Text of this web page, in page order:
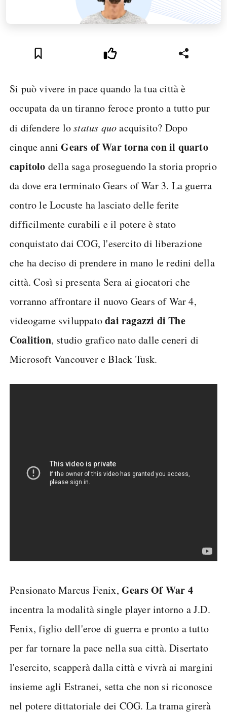
Si può vivere in pace quando la tua città è
occupata da un tiranno feroce pronto a tutto pur
di difendere lostatus quoacquisito? Dopo
cinque anniGears of War torna con il quarto
capitolo della saga proseguendo la storia proprio
da dove era terminato Gears of War 3. La guerra
contro le Locuste ha lasciato delle ferite
difficilmente curabili e il potere è stato
conquistato dai COG, l'esercito di liberazione
che ha deciso di prendere in mano le redini della
città. Così si presenta Sera ai giocatori che
vorranno affrontare il nuovo Gears of War 4,
videogame sviluppatodai ragazzi di The
Coalition, studio grafico nato dalle ceneri di
Microsoft Vancouver e Black Tusk.
Pensionato Marcus Fenix, Gears Of War 4
incentra la modalità single player intorno a J.D.
Fenix, figlio dell'eroe di guerra e pronto a tutto
per far tornare la pace nella sua città. Disertato
l'esercito, scapperà dalla città e vivrà ai margini
insieme agli Estranei, setta che non si riconosce
nel potere dittatoriale dei COG. La trama girerà